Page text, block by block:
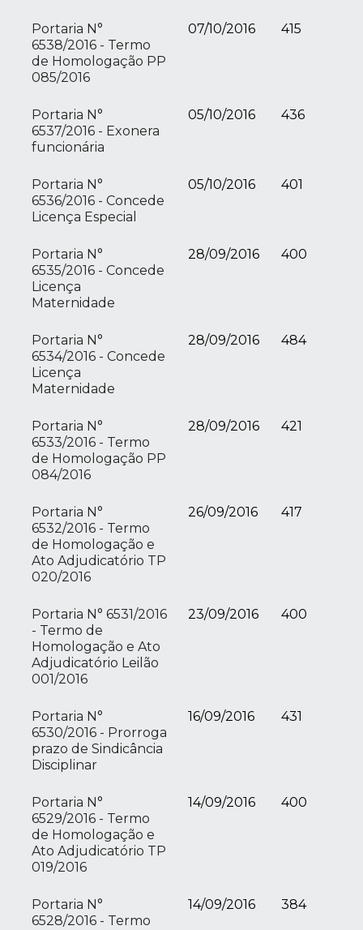
Portaria N°
6538/2016 - Termo
de Homologação PP
085/2016
07/10/2016 415
Portaria N°
6537/2016 - Exonera
funcionária
05/10/2016 436
Portaria N°
6536/2016 - Concede
Licença Especial
05/10/2016 401
Portaria N°
6535/2016 - Concede
Licença
Maternidade
28/09/2016 400
Portaria N°
6534/2016 - Concede
Licença
Maternidade
28/09/2016 484
Portaria N°
6533/2016 - Termo
de Homologação PP
084/2016
28/09/2016 421
Portaria N°
6532/2016 - Termo
de Homologação e
Ato Adjudicatório TP
020/2016
26/09/2016 417
Portaria N° 6531/2016
- Termo de
Homologação e Ato
Adjudicatório Leilão
001/2016
23/09/2016 400
Portaria N°
6530/2016 - Prorroga
prazo de Sindicância
Disciplinar
16/09/2016 431
Portaria N°
6529/2016 - Termo
de Homologação e
Ato Adjudicatório TP
019/2016
14/09/2016 400
Portaria N°
6528/2016 - Termo
14/09/2016 384